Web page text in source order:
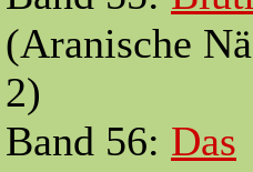
(Aranische
2)
Band 56: Das